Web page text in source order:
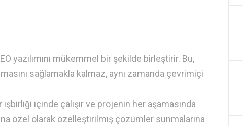
yazılımını mükemmel bir şekilde birleştirir. Bu,
sağlamakla kalmaz, aynı zamanda çevrimiçi
içinde çalışır ve projenin her aşamasında
özel olarak özelleştirilmiş çözümler sunmalarına